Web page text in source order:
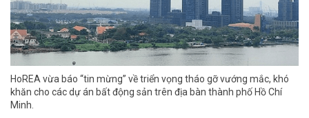
HoREA vừa báo “tin mừng” về triển vọng tháo gỡ vướng mắc, khó
khăn cho các dự án bất động sản trên địa bàn thành phố Hồ Chí
Minh.